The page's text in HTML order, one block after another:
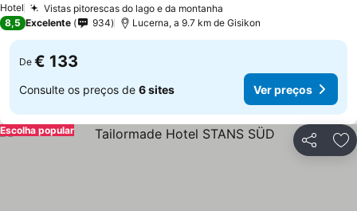
Hotel Vistas pitorescas do lago e da montanha
8,5 Excelente 934 Lucerna, a 9.7 km de Gisikon
De € 133
Consulte os preços de 6 sites Ver preços
Partilhar
Escolha popular